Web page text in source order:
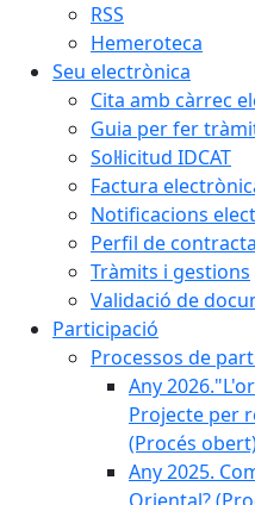
RSS
Hemeroteca
Seu electrònica
Cita amb càrrec
Guia per fer
Sol·licitud IDCAT
Factura
Notificacions
Perfil de
Tràmits i gestions
Validació de
Participació
Processos de
Any
Projecte per
(Procés
Any 2025.